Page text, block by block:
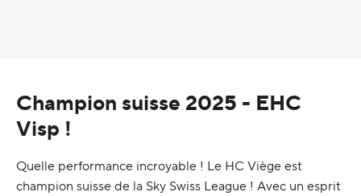
Champion suisse 2025 - EHC
Visp !
Quelle performance incroyable ! Le HC Viège est
champion suisse de la Sky Swiss League ! Avec un esprit